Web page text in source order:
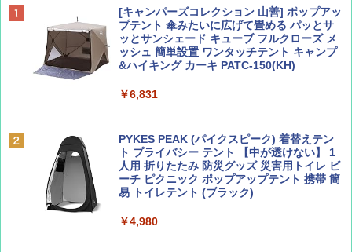
ディズニーファン ２０２６年 ９月号 [雑
誌] (ＤＩＳＮＥＹ ＦＡＮ)
￥713
￥1,500
D40 地球の歩き方 チェンマイ タイ北部の魅
力的な町 2026～2027 地球の歩き方D アジア
￥2,079
￥2,479
[キャンパーズコレクション 山善] ポップアッ
プテント 傘みたいに広げて畳める パッとサ
ッとサンシェード キューブ フルクローズ メ
ッシュ 簡単設置 ワンタッチテント キャンプ
&ハイキング カーキ PATC-150(KH)
￥6,831
PYKES PEAK (パイクスピーク) 着替えテン
ト プライバシー テント 【中が透けない】 1
人用 折りたたみ 防災グッズ 災害用トイレ ビ
ーチ ピクニック ポップアップテント 携帯 簡
易 トイレテント (ブラック)
￥4,980